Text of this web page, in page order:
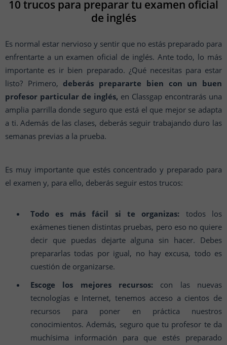
10 trucos para preparar tu examen oficial
de inglés
Es normal estar nervioso y sentir que no estás preparado para
enfrentarte a un examen oficial de inglés. Ante todo, lo más
importante es ir bien preparado. ¿Qué necesitas para estar
listo? Primero, deberás prepararte bien con un buen
profesor particular de inglés, en Classgap encontrarás una
amplia parrilla donde seguro que está el que mejor se adapta
a ti. Además de las clases, deberás seguir trabajando duro las
semanas previas a la prueba.
Es muy importante que estés concentrado y preparado para
el examen y, para ello, deberás seguir estos trucos:
Todo es más fácil si te organizas: todos los
exámenes tienen distintas pruebas, pero eso no quiere
decir que puedas dejarte alguna sin hacer. Debes
prepararlas todas por igual, no hay excusa, todo es
cuestión de organizarse.
Escoge los mejores recursos: con las nuevas
tecnologías e Internet, tenemos acceso a cientos de
recursos para poner en práctica nuestros
conocimientos. Además, seguro que tu profesor te da
muchísima información para que estés preparado